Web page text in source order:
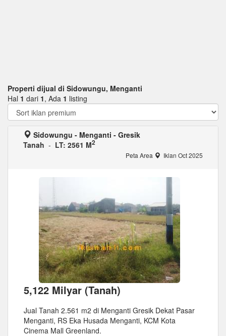
Properti dijual di Sidowungu, Menganti
Hal 1 dari 1, Ada 1 listing
Sidowungu - Menganti - Gresik
Tanah - LT: 2561 M2
Peta Area Iklan Oct 2025
5,122 Milyar (Tanah)
Jual Tanah 2.561 m2 di Menganti Gresik Dekat Pasar
Menganti, RS Eka Husada Menganti, KCM Kota
Cinema Mall Greenland.